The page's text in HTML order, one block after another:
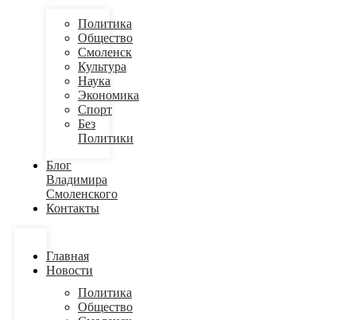
Политика
Общество
Смоленск
Культура
Наука
Экономика
Спорт
Без
Политики
Блог
Владимира
Смоленского
Контакты
Главная
Новости
Политика
Общество